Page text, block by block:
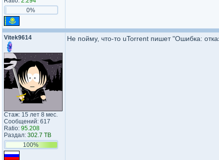
0%
Vitek9614
Стаж: 15 лет 8 мес.
Сообщений: 617
Ratio: 95.208
Раздал: 302.7 TB
100%
Не пойму, что-то uTorrent пишет "Ошибка: